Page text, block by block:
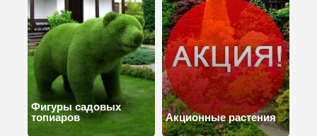
Фигуры садовых
топиаров
Акционные растения